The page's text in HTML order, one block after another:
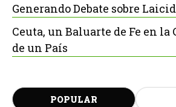
Generando Debate sobre
Ceuta, un Baluarte de Fe en
de un País
POPULAR